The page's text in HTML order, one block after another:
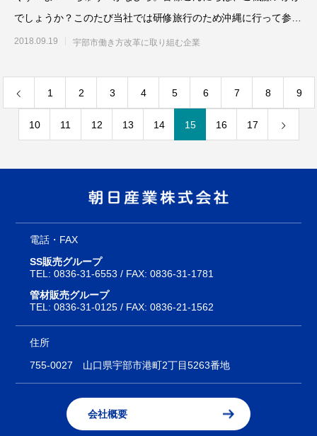
でしょうか？このたび当社では研修旅行のため沖縄に行って参り
ました。&n
2018.09.19 宇部市働き方改革に取り組む企業
1 2 3 4 5 6 7 8 9
10 11 12 13 14 15 16 17
電話・FAX
SS販売グループ
TEL:0836-31-6553 / FAX: 0836-31-1781
管材販売グループ
TEL:0836-31-0125 / FAX: 0836-21-1562
住所
755-0027 山口県宇部市港町2丁目5263番地
会社概要